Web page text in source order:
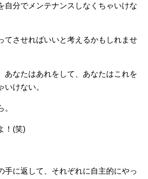
自分でメンテナンスしなくちゃいけな
てさせればいいと考えるかもしれませ
あなたはあれをして、あなたはこれを
いけない。
！(笑)
手に返して、それぞれに自主的にやっ